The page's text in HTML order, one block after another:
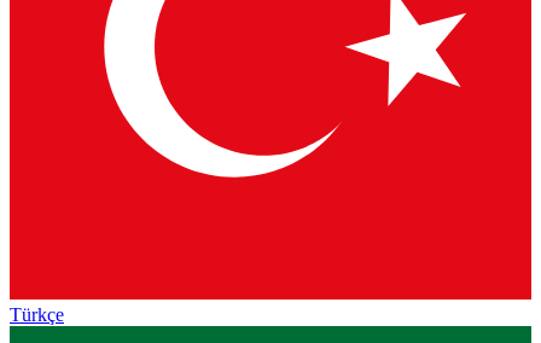
Türkçe